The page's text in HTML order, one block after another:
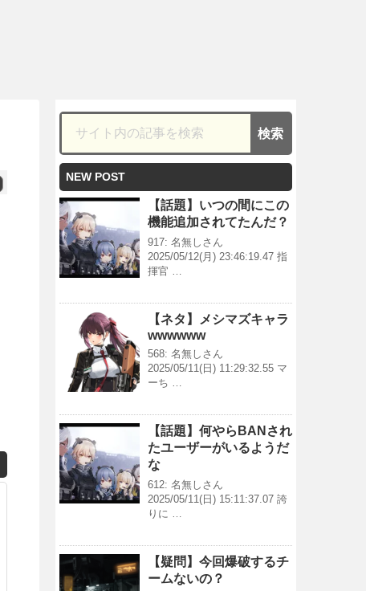
NEW POST
【話題】いつの間にこの
機能追加されてたんだ？
917: 名無しさん
2025/05/12(月) 23:46:19.47 指
揮官 …
【ネタ】メシマズキャラ
wwwwww
568: 名無しさん
2025/05/11(日) 11:29:32.55 マ
ーち …
【話題】何やらBANされ
たユーザーがいるようだ
な
612: 名無しさん
2025/05/11(日) 15:11:37.07 誇
りに …
【疑問】今回爆破するチ
ームないの？